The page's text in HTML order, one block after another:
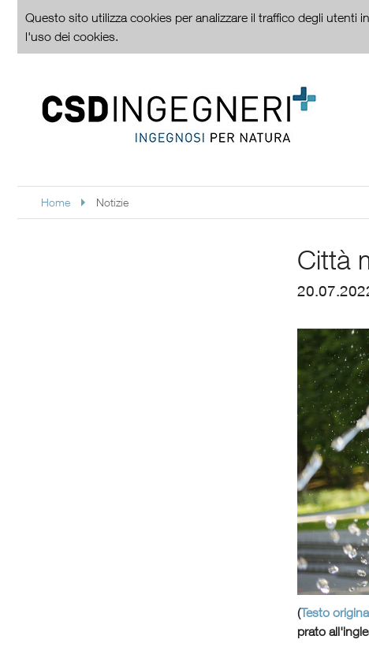
Questo sito utilizza cookies per analizzare il traffico degli utenti
l'uso dei cookies.
Home Notizie
Città
(Testo
prato